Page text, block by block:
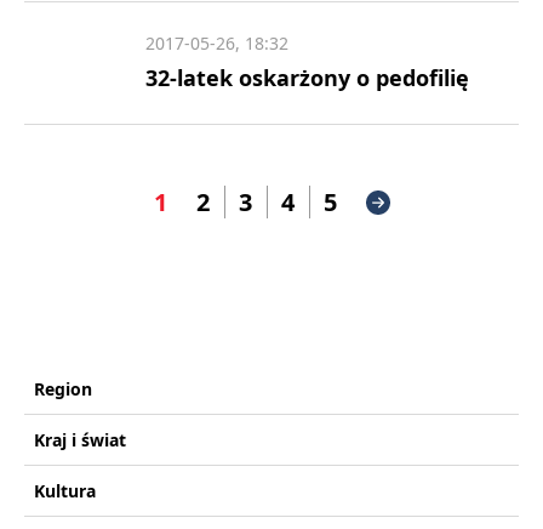
32-latek oskarżony o pedofilię
2017-05-26, 18:32
1 2 3 4 5
Region
Kraj i świat
Kultura